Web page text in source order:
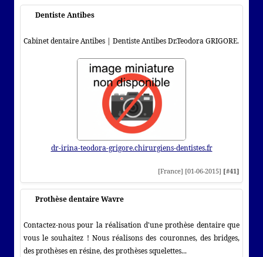
Dentiste Antibes
Cabinet dentaire Antibes | Dentiste Antibes Dr.Teodora GRIGORE.
dr-irina-teodora-grigore.chirurgiens-dentistes.fr
[France] [01-06-2015] [#41]
Prothèse dentaire Wavre
Contactez-nous pour la réalisation d'une prothèse dentaire que
vous le souhaitez ! Nous réalisons des couronnes, des bridges,
des prothèses en résine, des prothèses squelettes...